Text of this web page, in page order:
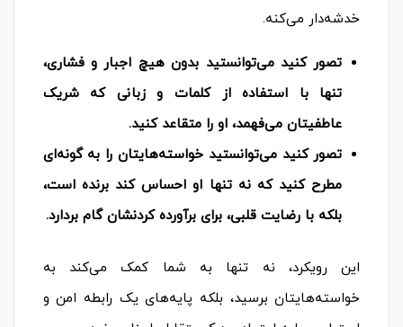
خدشه‌دار می‌کنه.
تصور کنید می‌توانستید بدون هیچ اجبار و فشاری،
تنها با استفاده از کلمات و زبانی که شریک
عاطفیتان می‌فهمد، او را متقاعد کنید.
تصور کنید می‌توانستید خواسته‌هایتان را به گونه‌ای
مطرح کنید که نه تنها او احساس کند برنده است،
بلکه با رضایت قلبی، برای برآورده کردنشان گام بردارد.
این رویکرد، نه تنها به شما کمک می‌کند به
خواسته‌هایتان برسید، بلکه پایه‌های یک رابطه امن و